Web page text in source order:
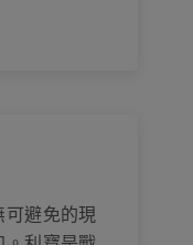
可避免的現